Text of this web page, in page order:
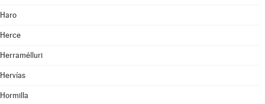
Haro
Herce
Herramélluri
Hervías
Hormilla